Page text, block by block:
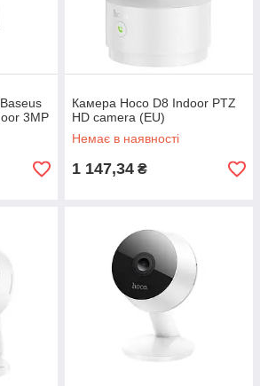
3MP
Камера Hoco D8 Indoor PTZ
HD camera (EU)
Немає в наявності
1 147,34 ₴